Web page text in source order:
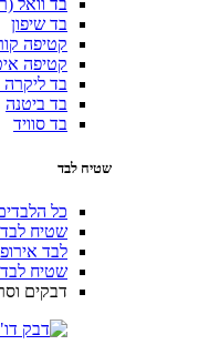
בד וואל (רוחב
בד שיפון
קטיפה
קטיפה
בד ליקרה
בד ביטנה
בד סוויד
שטיח לבד
כל
שטיח לבד
לבד
שטיח לבד
דבקים